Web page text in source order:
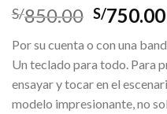
S/850.00 El
original
era:
S/
S/750.00
Por su cuenta o con una
Un teclado para todo. Para
ensayar y tocar en el
modelo impresionante, no